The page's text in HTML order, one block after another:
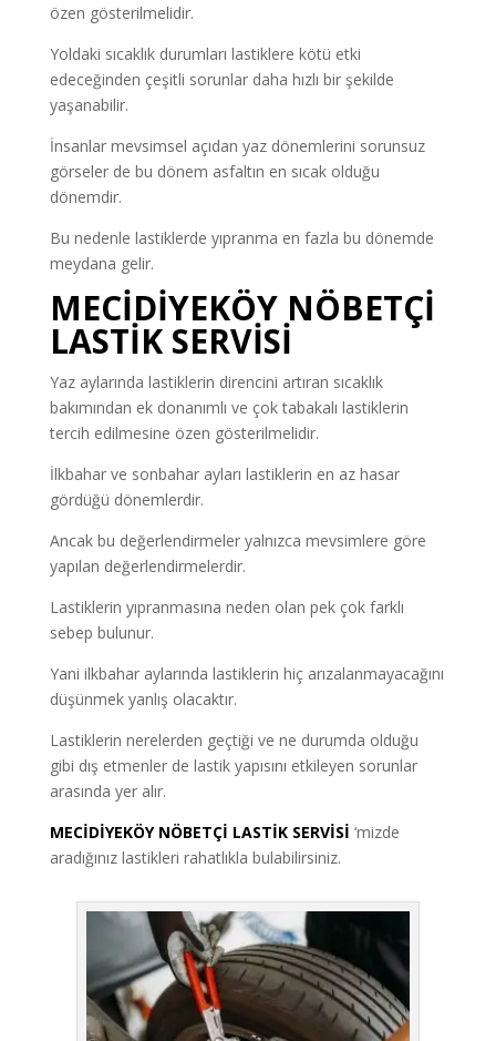
özen gösterilmelidir.
Yoldaki sıcaklık durumları lastiklere kötü etki
edeceğinden çeşitli sorunlar daha hızlı bir şekilde
yaşanabilir.
İnsanlar mevsimsel açıdan yaz dönemlerini sorunsuz
görseler de bu dönem asfaltın en sıcak olduğu
dönemdir.
Bu nedenle lastiklerde yıpranma en fazla bu dönemde
meydana gelir.
MECİDİYEKÖY NÖBETÇİ
LASTİK SERVİSİ
Yaz aylarında lastiklerin direncini artıran sıcaklık
bakımından ek donanımlı ve çok tabakalı lastiklerin
tercih edilmesine özen gösterilmelidir.
İlkbahar ve sonbahar ayları lastiklerin en az hasar
gördüğü dönemlerdir.
Ancak bu değerlendirmeler yalnızca mevsimlere göre
yapılan değerlendirmelerdir.
Lastiklerin yıpranmasına neden olan pek çok farklı
sebep bulunur.
Yani ilkbahar aylarında lastiklerin hiç arızalanmayacağını
düşünmek yanlış olacaktır.
Lastiklerin nerelerden geçtiği ve ne durumda olduğu
gibi dış etmenler de lastik yapısını etkileyen sorunlar
arasında yer alır.
MECİDİYEKÖY NÖBETÇİ LASTİK SERVİSİ ‘mizde
aradığınız lastikleri rahatlıkla bulabilirsiniz.